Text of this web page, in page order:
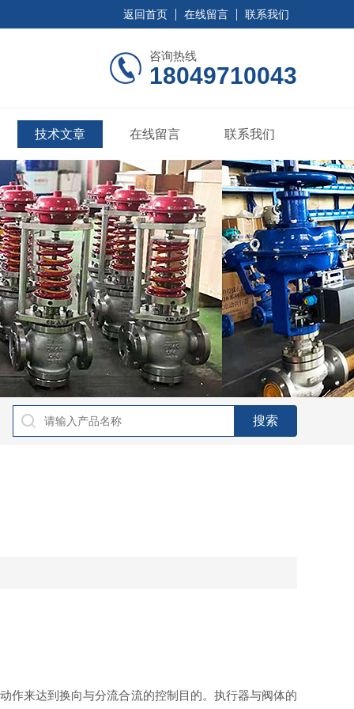
返回首页 在线留言 联系我们
咨询热线
18049710043
技术文章 在线留言 联系我们
作来达到换向与分流合流的控制目的。执行器与阀体的